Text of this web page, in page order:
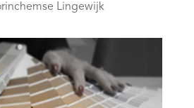
Lingewijk